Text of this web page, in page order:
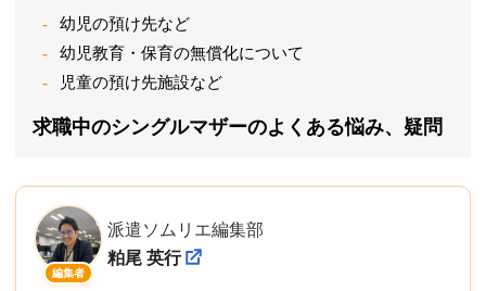
幼児の預け先など
幼児教育・保育の無償化について
児童の預け先施設など
求職中のシングルマザーのよくある悩み、疑問
編集者
派遣ソムリエ編集部
粕尾 英行